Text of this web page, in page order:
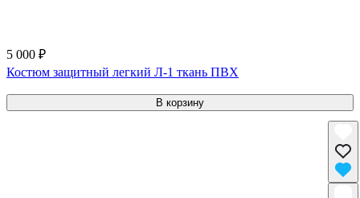
5 000 ₽
Костюм защитный легкий Л-1 ткань ПВХ
В корзину